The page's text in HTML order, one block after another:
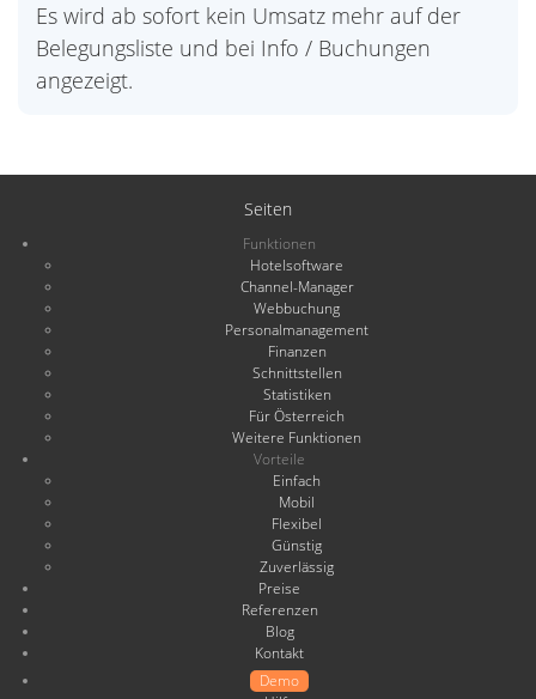
Es wird ab sofort kein Umsatz mehr auf der
Belegungsliste und bei Info / Buchungen
angezeigt.
Seiten
Funktionen
Hotelsoftware
Channel-Manager
Webbuchung
Personalmanagement
Finanzen
Schnittstellen
Statistiken
Für Österreich
Weitere Funktionen
Vorteile
Einfach
Mobil
Flexibel
Günstig
Zuverlässig
Preise
Referenzen
Blog
Kontakt
Demo